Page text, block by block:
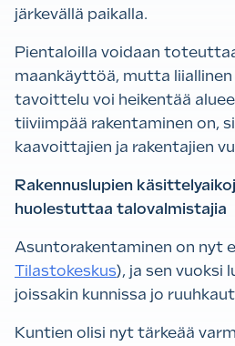
järkevällä paikalla.
Pientaloilla voidaan
maankäyttöä, mutta
tavoittelu voi heikentää
tiiviimpää rakentaminen on,
kaavoittajien ja rakentajien
Rakennuslupien
huolestuttaa talovalmistajia
Asuntorakentaminen on nyt
Tilastokeskus), ja sen vuoksi
joissakin kunnissa jo
Kuntien olisi nyt tärkeää